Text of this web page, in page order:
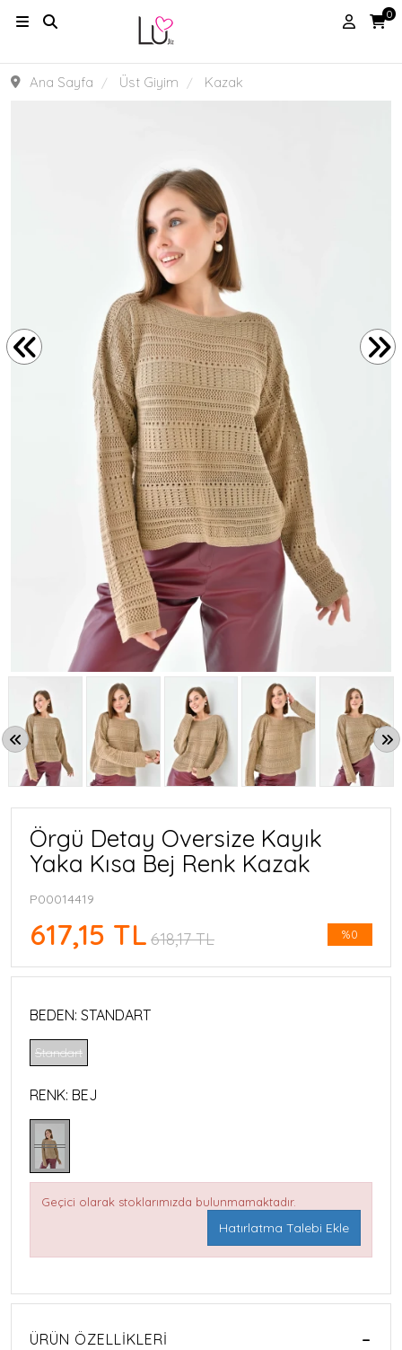
0
Ana Sayfa Üst Giyim Kazak
Örgü Detay Oversize Kayık
Yaka Kısa Bej Renk Kazak
P00014419
%0
617,15 TL 618,17 TL
BEDEN: STANDART
Standart
RENK: BEJ
Geçici olarak stoklarımızda bulunmamaktadır.
Hatırlatma Talebi Ekle
ÜRÜN ÖZELLIKLERI